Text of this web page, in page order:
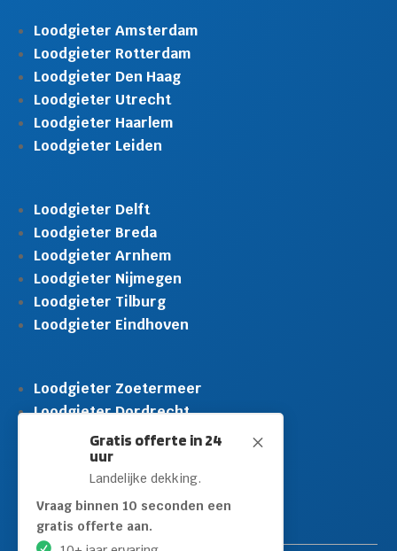
M
Gratis offerte in 24
uur
Landelijke dekking.
Vraag binnen 10 seconden een
gratis offerte aan.
Loodgieter Amsterdam
Loodgieter Rotterdam
Loodgieter Den Haag
Loodgieter Utrecht
Loodgieter Haarlem
Loodgieter Leiden
Loodgieter Delft
Loodgieter Breda
Loodgieter Arnhem
Loodgieter Nijmegen
Loodgieter Tilburg
Loodgieter Eindhoven
Loodgieter Zoetermeer
Loodgieter Dordrecht
Loodgieter Rijswijk
Loodgieter Schiedam
Loodgieter Leidschendam
Loodgieter Hilversum